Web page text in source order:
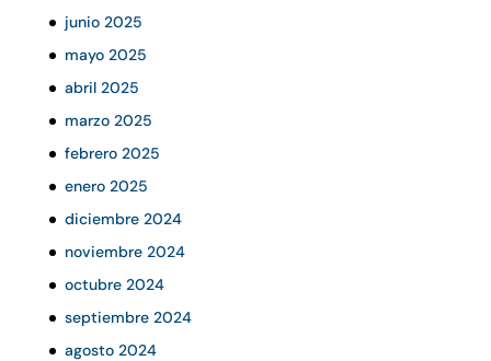
junio 2025
mayo 2025
abril 2025
marzo 2025
febrero 2025
enero 2025
diciembre 2024
noviembre 2024
octubre 2024
septiembre 2024
agosto 2024